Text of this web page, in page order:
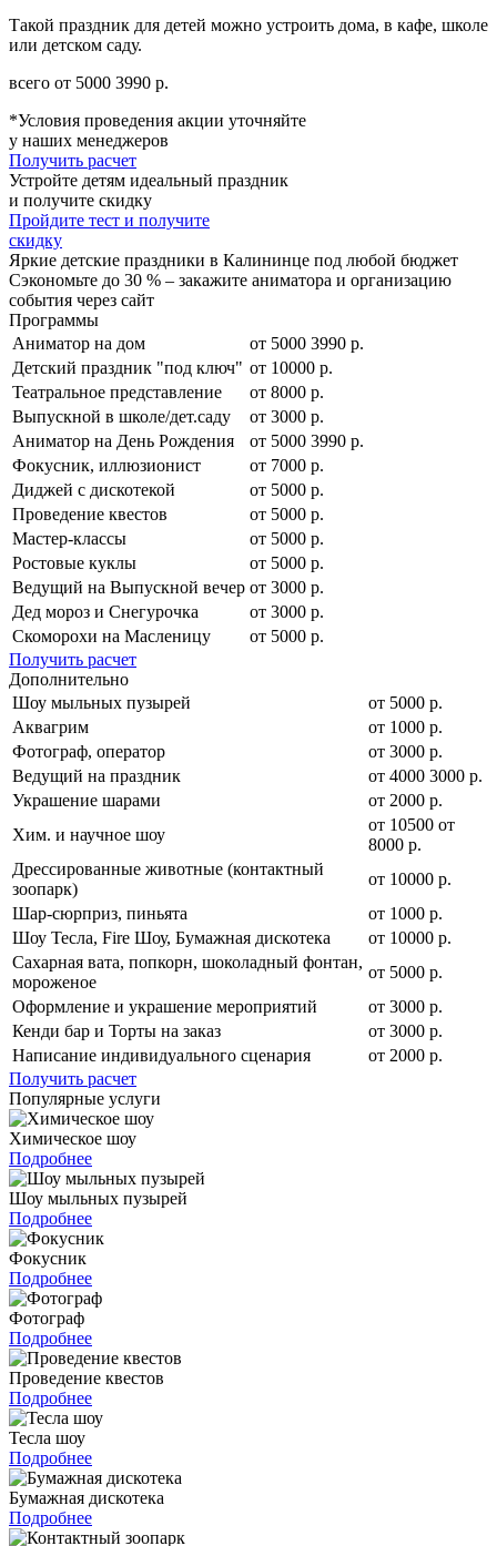
Такой праздник для детей можно устроить дома, в кафе, школе
или детском саду.
всего от 5000 3990 р.
*Условия проведения акции уточняйте
у наших менеджеров
Получить расчет
Устройте детям идеальный праздник
и получите скидку
Пройдите тест и получите
скидку
Яркие детские праздники в Калининце под любой бюджет
Сэкономьте до 30 % – закажите аниматора и организацию
события через сайт
Программы
Аниматор на дом
от 5000 3990 р.
Детский праздник "под ключ" от 10000 р.
Театральное представление
от 8000 р.
Выпускной в школе/дет.саду
от 3000 р.
Аниматор на День Рождения
от 5000 3990 р.
Фокусник, иллюзионист
от 7000 р.
Диджей с дискотекой
от 5000 р.
Проведение квестов
от 5000 р.
Мастер-классы
от 5000 р.
Ростовые куклы
от 5000 р.
Ведущий на Выпускной вечер от 3000 р.
Дед мороз и Снегурочка
от 3000 р.
Скоморохи на Масленицу
от 5000 р.
Получить расчет
Дополнительно
Шоу мыльных пузырей
от 5000 р.
Аквагрим
от 1000 р.
Фотограф, оператор
от 3000 р.
Ведущий на праздник
от 4000 3000 р.
Украшение шарами
от 2000 р.
Хим. и научное шоу
от 10500 от
8000 р.
Дрессированные животные (контактный
зоопарк)
от 10000 р.
Шар-сюрприз, пиньята
от 1000 р.
Шоу Тесла, Fire Шоу, Бумажная дискотека
от 10000 р.
Сахарная вата, попкорн, шоколадный фонтан,
мороженое
от 5000 р.
Оформление и украшение мероприятий
от 3000 р.
Кенди бар и Торты на заказ
от 3000 р.
Написание индивидуального сценария
от 2000 р.
Получить расчет
Популярные услуги
Химическое шоу
Подробнее
Шоу мыльных пузырей
Подробнее
Фокусник
Подробнее
Фотограф
Подробнее
Проведение квестов
Подробнее
Тесла шоу
Подробнее
Бумажная дискотека
Подробнее